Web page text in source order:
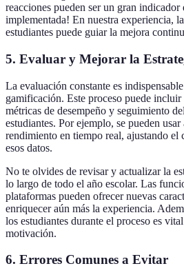
reacciones pueden ser un gran
implementada! En nuestra experiencia,
estudiantes puede guiar la mejora
5. Evaluar y Mejorar la
La evaluación constante es
gamificación. Este proceso puede incluir
métricas de desempeño y seguimiento
estudiantes. Por ejemplo, se pueden
rendimiento en tiempo real, ajustando el
esos datos.
No te olvides de revisar y actualizar la
lo largo de todo el año escolar. Las
plataformas pueden ofrecer nuevas
enriquecer aún más la experiencia.
los estudiantes durante el proceso es
motivación.
6. Errores Comunes a Evitar